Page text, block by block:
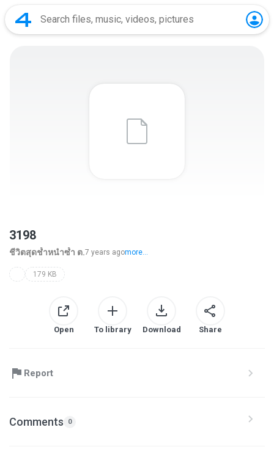
3198
ชีวิตสุดช้ำหนำซ้ำ ต.7 years agomore...
179 KB
Open To library Download Share
Report
Comments 0